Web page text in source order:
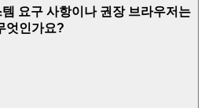
분의 업적이 진실하다는 것을 알 때
희는 여러분의 데이터를 최고 수준
요구 사항이나 권장 브라우저는
엇인가요?